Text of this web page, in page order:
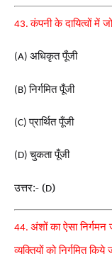
43.कंपनी के दायित्वों में
(A) अधिकृत पूँजी
(B)निर्गमित पूँजी
(C)प्रार्थित पूँजी
(D)चुकता पूँजी
उत्तर:- (D)
44. अंशों का ऐसा निर्गमन
व्यक्तियों को निर्गमित किये